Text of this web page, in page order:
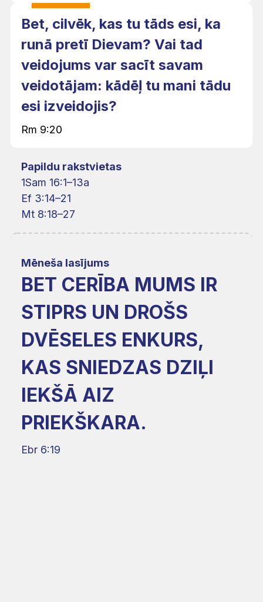
Bet, cilvēk, kas tu tāds esi, ka
runā pretī Dievam? Vai tad
veidojums var sacīt savam
veidotājam: kādēļ tu mani tādu
esi izveidojis?
Rm 9:20
Papildu rakstvietas
1Sam 16:1–13a
Ef 3:14–21
Mt 8:18–27
Mēneša lasījums
BET CERĪBA MUMS IR
STIPRS UN DROŠS
DVĒSELES ENKURS,
KAS SNIEDZAS DZIĻI
IEKŠĀ AIZ
PRIEKŠKARA.
Ebr 6:19